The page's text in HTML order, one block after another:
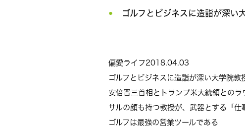
ゴルフとビジネスに造詣が深い
偏愛ライフ2018.04.03
ゴルフとビジネスに造詣が深い大学院教
安倍晋三首相とトランプ米大統領との
サルの顔も持つ教授が、武器とする「
ゴルフは最強の営業ツールである